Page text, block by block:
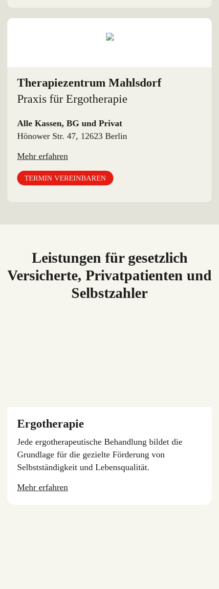
Therapiezentrum Mahlsdorf
Praxis für Ergotherapie
Alle Kassen, BG und Privat
Hönower Str. 47, 12623 Berlin
Mehr erfahren
TERMIN VEREINBAREN
Leistungen für gesetzlich
Versicherte, Privatpatienten und
Selbstzahler
Ergotherapie
Jede ergotherapeutische Behandlung bildet die
Grundlage für die gezielte Förderung von
Selbstständigkeit und Lebensqualität.
Mehr erfahren